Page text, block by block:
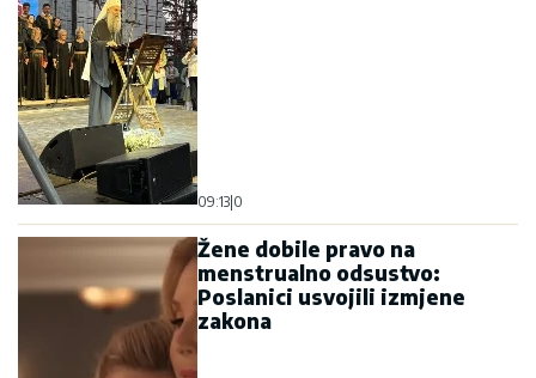
09:13 0
Žene dobile pravo na
menstrualno odsustvo:
Poslanici usvojili izmjene
zakona